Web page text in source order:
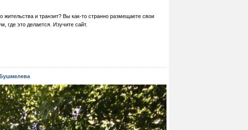
жительства и транзит? Вы как-то странно размещаете свои
где это делается. Изучите сайт.